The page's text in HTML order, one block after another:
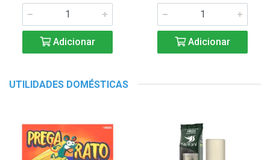
Adicionar Adicionar
UTILIDADES DOMÉSTICAS